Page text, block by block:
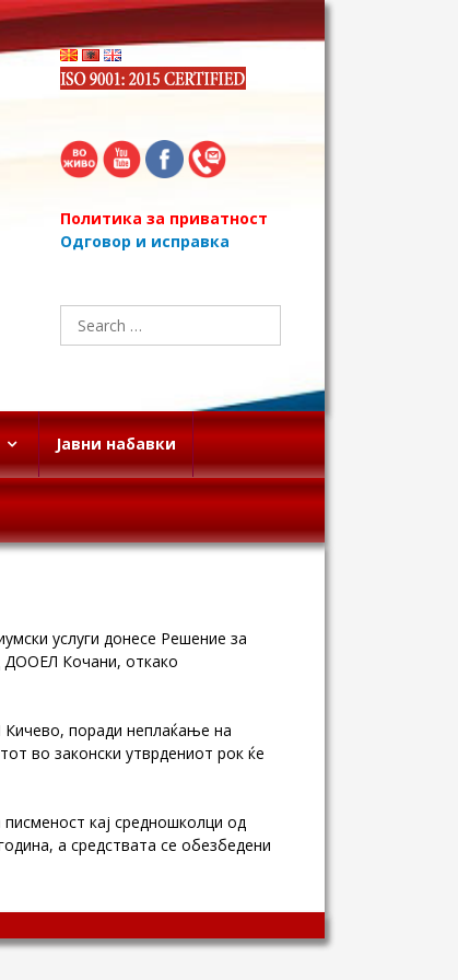
Политика за приватност
Одговор и исправка
Search
for:
Јавни набавки
услуги донесе Решение за
ДООЕЛ Кочани, откако
поради неплаќање на
во законски утврдениот рок ќе
кај средношколци од
а средствата се обезбедени
provides